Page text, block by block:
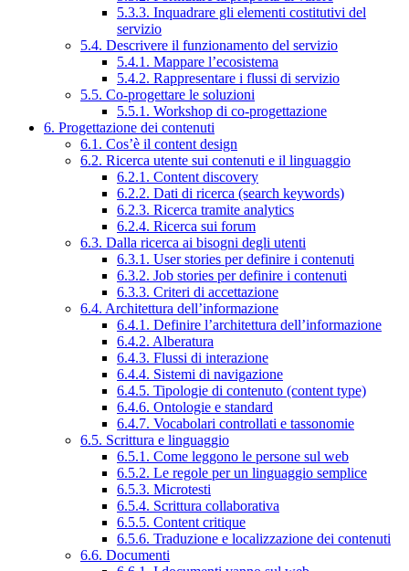
5.3.3. Inquadrare gli elementi costitutivi del
servizio
5.4. Descrivere il funzionamento del servizio
5.4.1. Mappare l’ecosistema
5.4.2. Rappresentare i flussi di servizio
5.5. Co-progettare le soluzioni
5.5.1. Workshop di co-progettazione
6. Progettazione dei contenuti
6.1. Cos’è il content design
6.2. Ricerca utente sui contenuti e il linguaggio
6.2.1. Content discovery
6.2.2. Dati di ricerca (search keywords)
6.2.3. Ricerca tramite analytics
6.2.4. Ricerca sui forum
6.3. Dalla ricerca ai bisogni degli utenti
6.3.1. User stories per definire i contenuti
6.3.2. Job stories per definire i contenuti
6.3.3. Criteri di accettazione
6.4. Architettura dell’informazione
6.4.1. Definire l’architettura dell’informazione
6.4.2. Alberatura
6.4.3. Flussi di interazione
6.4.4. Sistemi di navigazione
6.4.5. Tipologie di contenuto (content type)
6.4.6. Ontologie e standard
6.4.7. Vocabolari controllati e tassonomie
6.5. Scrittura e linguaggio
6.5.1. Come leggono le persone sul web
6.5.2. Le regole per un linguaggio semplice
6.5.3. Microtesti
6.5.4. Scrittura collaborativa
6.5.5. Content critique
6.5.6. Traduzione e localizzazione dei contenuti
6.6. Documenti